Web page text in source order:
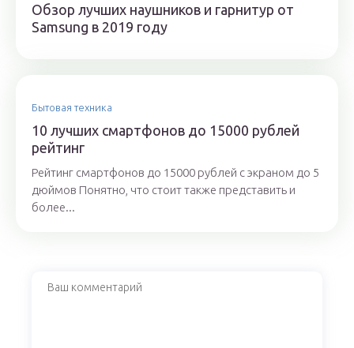
Обзор лучших наушников и гарнитур от
Samsung в 2019 году
Бытовая техника
10 лучших смартфонов до 15000 рублей
рейтинг
Рейтинг смартфонов до 15000 рублей с экраном до 5
дюймов Понятно, что стоит также представить и
более...